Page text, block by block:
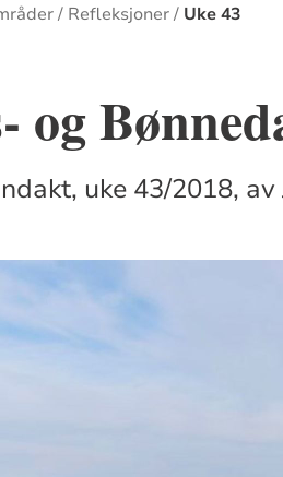
Refleksjoner Uke 43
og
uke 43/2018,